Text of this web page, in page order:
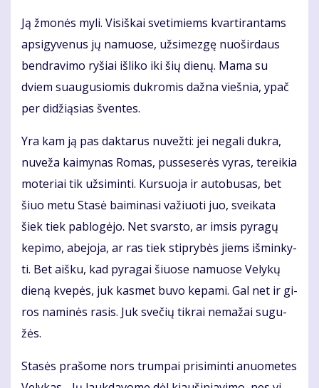
Ją žmo­nės my­li. Vi­siš­kai sve­ti­miems kvar­ti­ran­tams
ap­si­gy­ve­nus jų na­muo­se, už­si­mez­gę nuo­šir­daus
ben­dra­vi­mo ry­šiai iš­li­ko iki šių die­nų. Ma­ma su
dviem su­au­gu­sio­mis duk­ro­mis daž­na vieš­nia, ypač
per di­dži­ą­sias šven­tes.
Yra kam ją pas dak­ta­rus nu­vež­ti: jei ne­ga­li duk­ra,
nu­ve­ža kai­my­nas Ro­mas, pus­se­se­rės vy­ras, te­rei­kia
mo­te­riai tik už­si­min­ti. Kur­suo­ja ir au­to­bu­sas, bet
šiuo me­tu Sta­sė bai­mi­na­si va­žiuo­ti juo, svei­ka­ta
šiek tiek pa­blo­gė­jo. Net svars­to, ar im­sis py­ra­gų
ke­pi­mo, abe­jo­ja, ar ras tiek stip­ry­bės jiems iš­min­ky­
ti. Bet aiš­ku, kad py­ra­gai šiuo­se na­muo­se Ve­ly­kų
die­ną kve­pės, juk kas­met bu­vo ke­pa­mi. Gal net ir gi­
ros na­mi­nės ra­sis. Juk sve­čių tik­rai ne­ma­žai su­gu­
žės.
Sta­sės pra­šo­me nors trum­pai pri­si­min­ti anuo­me­tes